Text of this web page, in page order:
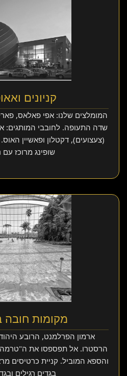
קניונים
המומלצים שלנו: אפי פאלאס,
שדה התעופה. לחובבי המותגים:
(צעצועים), דקטלון ופאשיין
שופינג מרוכז עם
מקומות
ארמון הפרלמנט, הרובע
והספא המוביל. קניית כרטיסים
בגדים רגילים